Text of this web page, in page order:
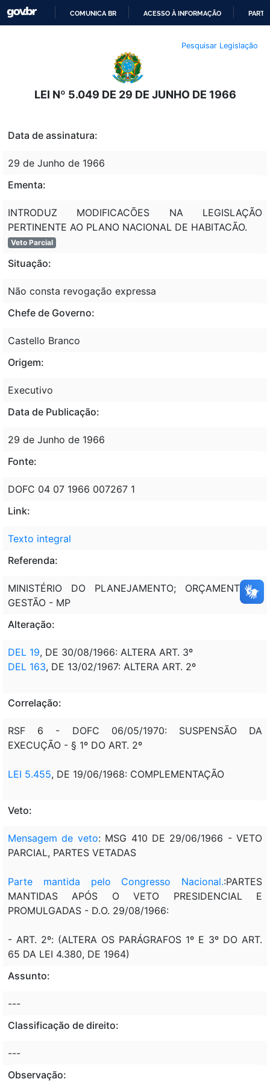
O
CONTEÚDO
COMUNICA BR ACESSO À INFORMAÇÃO
Pesquisar Legislação
LEI Nº 5.049 DE 29 DE JUNHO DE 1966
Data de assinatura:
29 de Junho de 1966
Ementa:
INTRODUZ MODIFICACÕES NA LEGISLAÇÃO
PERTINENTE AO PLANO NACIONAL DE HABITACÃO.
Veto Parcial
Situação:
Não consta revogação expressa
Chefe de Governo:
Castello Branco
Origem:
Executivo
Data de Publicação:
29 de Junho de 1966
Fonte:
DOFC 04 07 1966 007267 1
Link:
Texto integral
Referenda:
MINISTÉRIO DO PLANEJAMENTO; ORÇAMENTO E
GESTÃO - MP
Alteração:
DEL 19, DE 30/08/1966: ALTERA ART. 3º
DEL 163, DE 13/02/1967: ALTERA ART. 2º
Correlação:
RSF 6 - DOFC 06/05/1970: SUSPENSÃO DA
EXECUÇÃO - § 1º DO ART. 2º
LEI 5.455, DE 19/06/1968: COMPLEMENTAÇÃO
Veto:
Mensagem de veto: MSG 410 DE 29/06/1966 - VETO
PARCIAL, PARTES VETADAS
Parte mantida pelo Congresso Nacional.:PARTES
MANTIDAS APÓS O VETO PRESIDENCIAL E
PROMULGADAS - D.O. 29/08/1966:
- ART. 2º: (ALTERA OS PARÁGRAFOS 1º E 3º DO ART.
65 DA LEI 4.380, DE 1964)
Assunto:
---
Classificação de direito:
---
Observação: